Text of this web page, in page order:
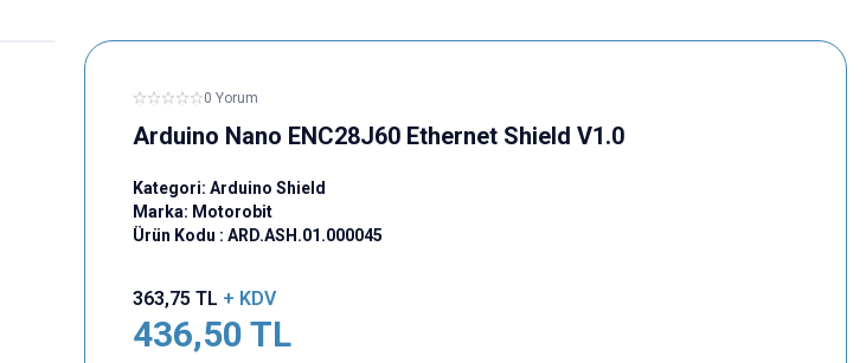
0 Yorum
Arduino Nano ENC28J60 Ethernet Shield V1.0
Kategori: Arduino Shield
Marka: Motorobit
Ürün Kodu : ARD.ASH.01.000045
363,75 TL + KDV
436,50 TL